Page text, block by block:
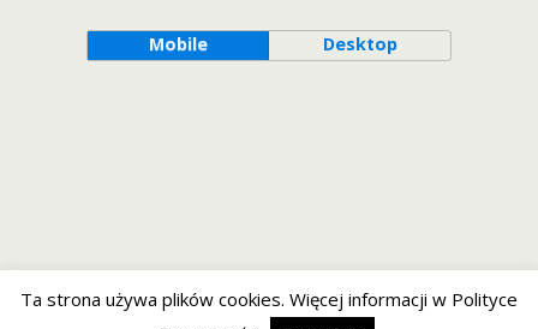
Mobile Desktop
Ta strona używa plików cookies. Więcej informacji w Polityce